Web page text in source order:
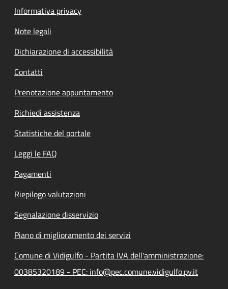
Informativa privacy
Note legali
Dichiarazione di accessibilità
Contatti
Prenotazione appuntamento
Richiedi assistenza
Statistiche del portale
Leggi le FAQ
Pagamenti
Riepilogo valutazioni
Segnalazione disservizio
Piano di miglioramento dei servizi
Comune di Vidigulfo - Partita IVA dell'amministrazione:
00385320189 - PEC: info@pec.comune.vidigulfo.pv.it